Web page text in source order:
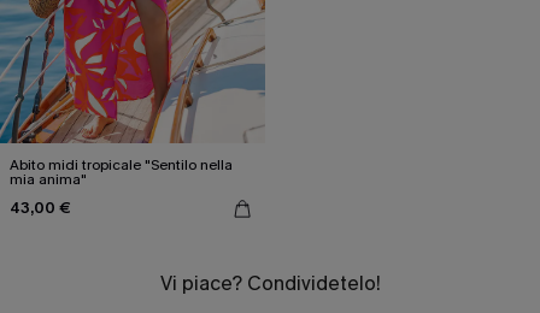
Abito midi tropicale "Sentilo nella
mia anima"
43,00 €
Vi piace? Condividetelo!